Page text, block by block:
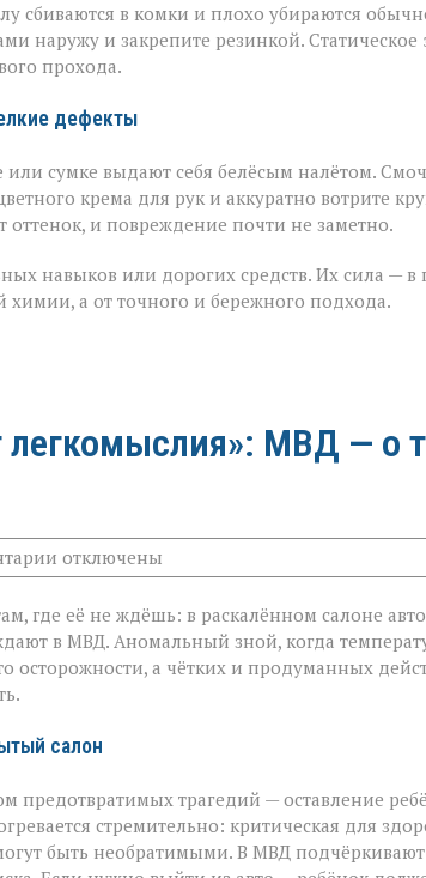
сбиваются в комки и плохо убираются
наружу и закрепите резинкой. Статическое
прохода.
дефекты
сумке выдают себя белёсым налётом.
крема для рук и аккуратно вотрите
оттенок, и повреждение почти не заметно.
навыков или дорогих средств. Их сила —
химии, а от точного и бережного подхода.
МВД — о
к
записи
не
прощает
легкомыслия»:
МВД — о
уберечь
себя
близких
отключены
где её не ждёшь: в раскалённом салоне
в МВД. Аномальный зной, когда
осторожности, а чётких и продуманных
салон
предотвратимых трагедий — оставление
стремительно: критическая для
быть необратимыми. В МВД